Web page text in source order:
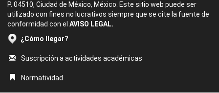
P. 04510, Ciudad de México, México. Este sitio web puede ser
utilizado con fines no lucrativos siempre que se cite la fuente de
conformidad con el AVISO LEGAL.
¿Cómo llegar?
Suscripción a actividades académicas
Normatividad